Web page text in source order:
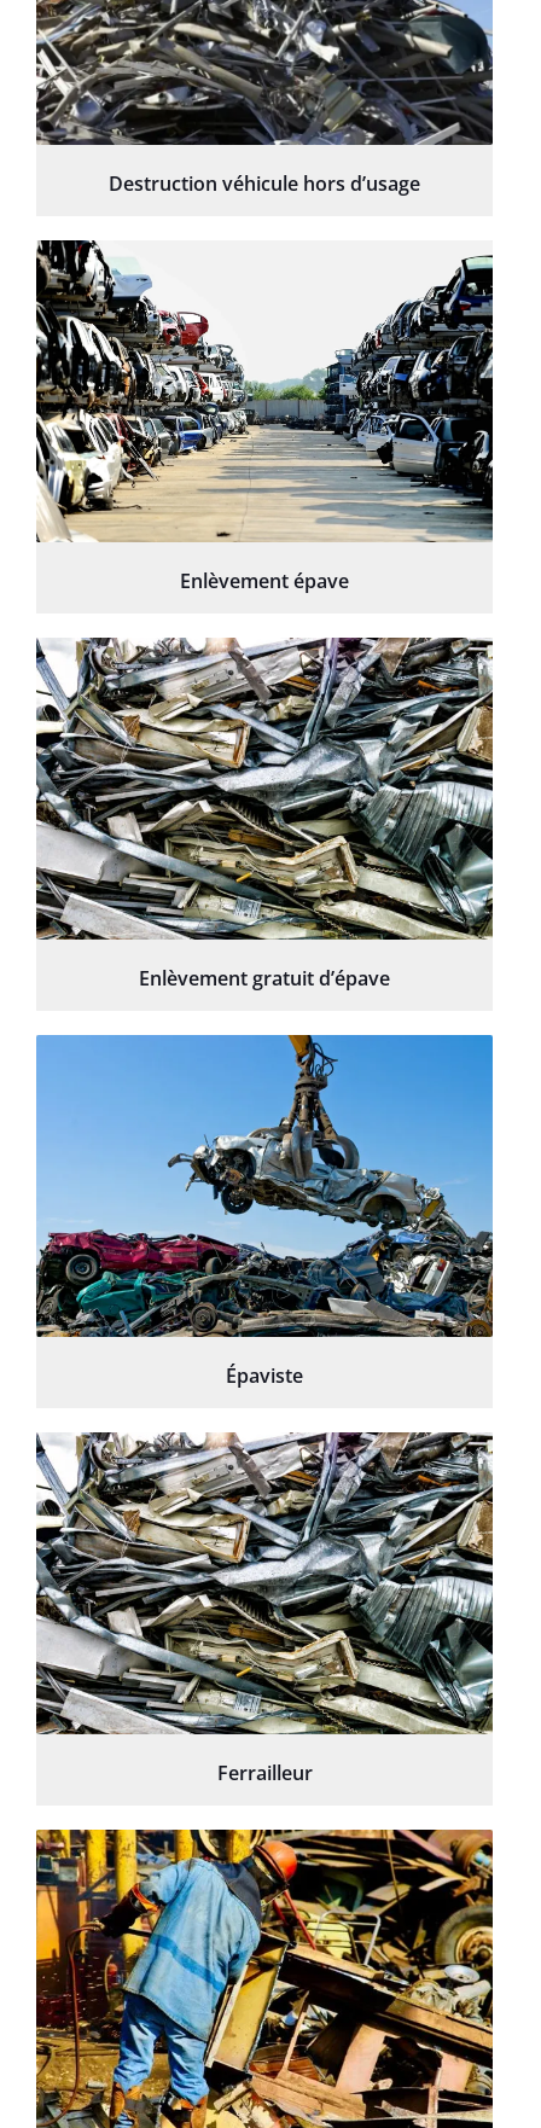
Destruction véhicule hors d’usage
Enlèvement épave
Enlèvement gratuit d’épave
Épaviste
Ferrailleur